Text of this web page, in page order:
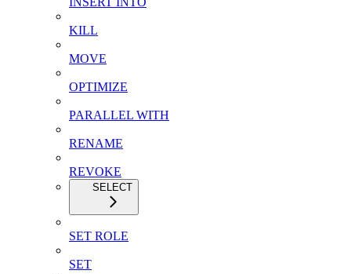
KILL
MOVE
OPTIMIZE
PARALLEL WITH
RENAME
REVOKE
SELECT
SET ROLE
SET